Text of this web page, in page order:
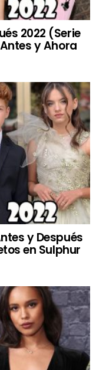
2022 (Serie
y Ahora
y Después
en Sulphur